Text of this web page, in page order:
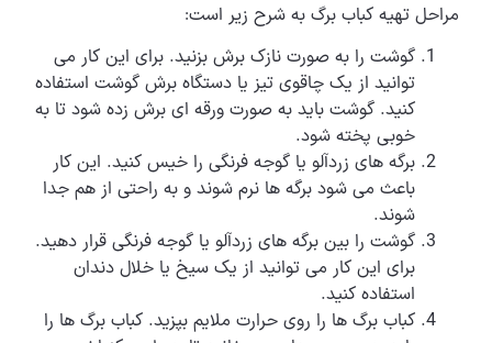
مراحل تهیه کباب برگ به شرح زیر است:
گوشت را به صورت نازک برش بزنید. برای این کار می
توانید از یک چاقوی تیز یا دستگاه برش گوشت استفاده
کنید. گوشت باید به صورت ورقه ای برش زده شود تا به
خوبی پخته شود.
برگه های زردآلو یا گوجه فرنگی را خیس کنید. این کار
باعث می شود برگه ها نرم شوند و به راحتی از هم جدا
شوند.
گوشت را بین برگه های زردآلو یا گوجه فرنگی قرار دهید.
برای این کار می توانید از یک سیخ یا خلال دندان
استفاده کنید.
کباب برگ ها را روی حرارت ملایم بپزید. کباب برگ ها را